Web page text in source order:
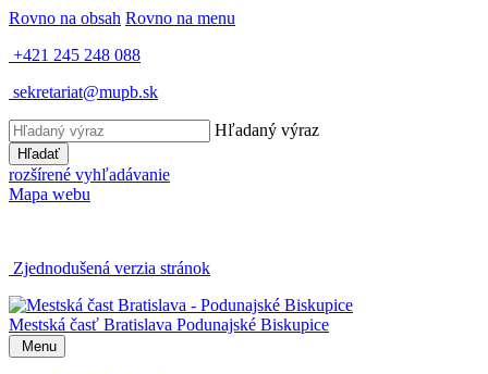
Rovno na obsah Rovno na menu
+421 245 248 088
sekretariat@mupb.sk
Hľadaný výraz
Hľadať
rozšírené vyhľadávanie
Mapa webu
Zjednodušená verzia stránok
Mestská časť Bratislava Podunajské Biskupice
Menu